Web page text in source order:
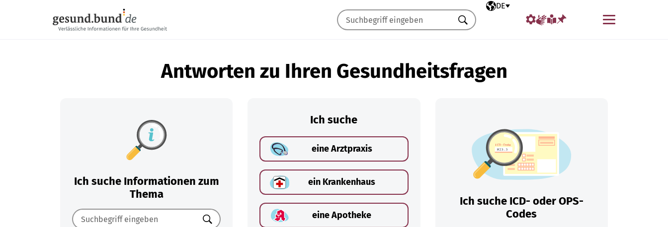
Ausgewählte Sprache
DE
Menü
Suchen
Antworten zu Ihren Gesundheitsfragen
Ich suche Informationen zum
Thema
Suchen
Ich suche
eine Arztpraxis
ein Krankenhaus
eine Apotheke
Ich suche ICD- oder OPS-
Codes